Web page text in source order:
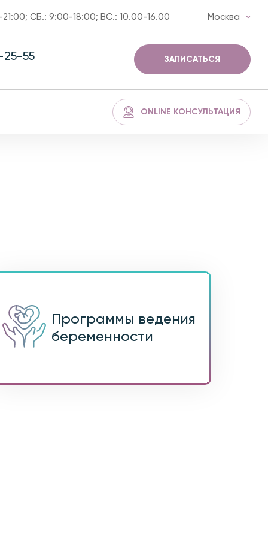
СБ.: 9:00-18:00; ВС.: 10.00-16.00 Москва
25-55 ЗАПИСАТЬСЯ
ONLINE КОНСУЛЬТАЦИЯ
Программы ведения
беременности